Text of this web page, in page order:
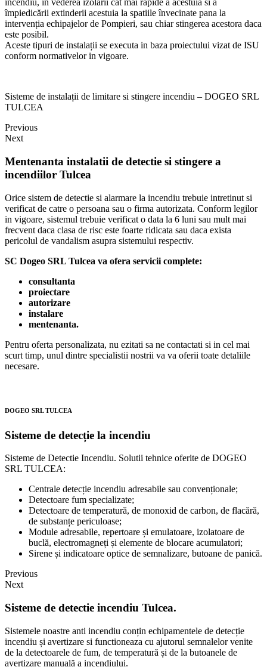
incendiu, in vederea izolării cat mai rapide a acestuia si a
împiedicării extinderii acestuia la spatiile învecinate pana la
intervenția echipajelor de Pompieri, sau chiar stingerea acestora daca
este posibil.
Aceste tipuri de instalații se executa in baza proiectului vizat de ISU
conform normativelor in vigoare.
Sisteme de instalații de limitare si stingere incendiu – DOGEO SRL
TULCEA
Previous
Next
Mentenanta instalatii de detectie si stingere a
incendiilor Tulcea
Orice sistem de detectie si alarmare la incendiu trebuie intretinut si
verificat de catre o persoana sau o firma autorizata. Conform legilor
in vigoare, sistemul trebuie verificat o data la 6 luni sau mult mai
frecvent daca clasa de risc este foarte ridicata sau daca exista
pericolul de vandalism asupra sistemului respectiv.
SC Dogeo SRL Tulcea va ofera servicii complete:
consultanta
proiectare
autorizare
instalare
mentenanta.
Pentru oferta personalizata, nu ezitati sa ne contactati si in cel mai
scurt timp, unul dintre specialistii nostrii va va oferii toate detaliile
necesare.
DOGEO SRL TULCEA
Sisteme de detecție la incendiu
Sisteme de Detectie Incendiu. Solutii tehnice oferite de DOGEO
SRL TULCEA:
Centrale detecție incendiu adresabile sau convenționale;
Detectoare fum specializate;
Detectoare de temperatură, de monoxid de carbon, de flacără,
de substanțe periculoase;
Module adresabile, repertoare și emulatoare, izolatoare de
buclă, electromagneți și elemente de blocare acumulatori;
Sirene și indicatoare optice de semnalizare, butoane de panică.
Previous
Next
Sisteme de detectie incendiu Tulcea.
Sistemele noastre anti incendiu conțin echipamentele de detecție
incendiu și avertizare si functioneaza cu ajutorul semnalelor venite
de la detectoarele de fum, de temperatură și de la butoanele de
avertizare manuală a incendiului.